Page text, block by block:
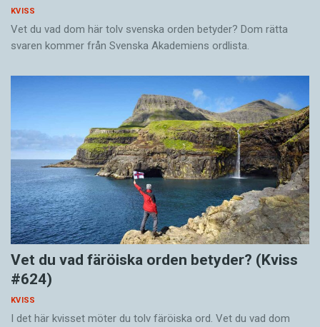
KVISS
Vet du vad dom här tolv svenska orden betyder? Dom rätta
svaren kommer från Svenska Akademiens ordlista.
Vet du vad färöiska orden betyder? (Kviss
#624)
KVISS
I det här kvisset möter du tolv färöiska ord. Vet du vad dom